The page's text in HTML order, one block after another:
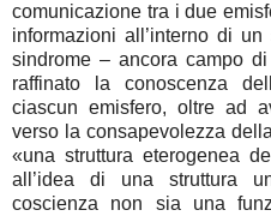
comunicazione tra i due
informazioni all’interno di
sindrome – ancora campo
raffinato la conoscenza
ciascun emisfero, oltre ad
verso la consapevolezza
«una struttura eterogenea
all’idea di una struttura
coscienza non sia una